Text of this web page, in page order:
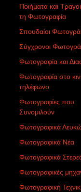
Ποιήματα και
τη Φωτογραφία
Σπουδαίοι
Σύγχρονοι
Φωτογραφία και
Φωτογραφία στο
τηλέφωνο
Φωτογραφίες που
Συνομιλούν
Φωτογραφικά
Φωτογραφικά Νέα
Φωτογραφικά
Φωτογραφικές
Φωτογραφική